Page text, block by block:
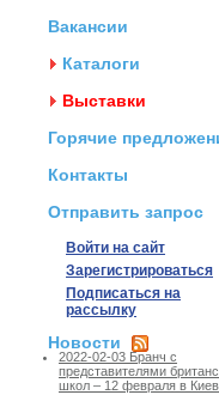
Вакансии
Каталоги
Выставки
Горячие
Контакты
Отправить запрос
Войти на сайт
Зарегистрироваться
Подписаться на
рассылку
Новости
2022-02-03 Бранч с
представителями
школ – 12 февраля в